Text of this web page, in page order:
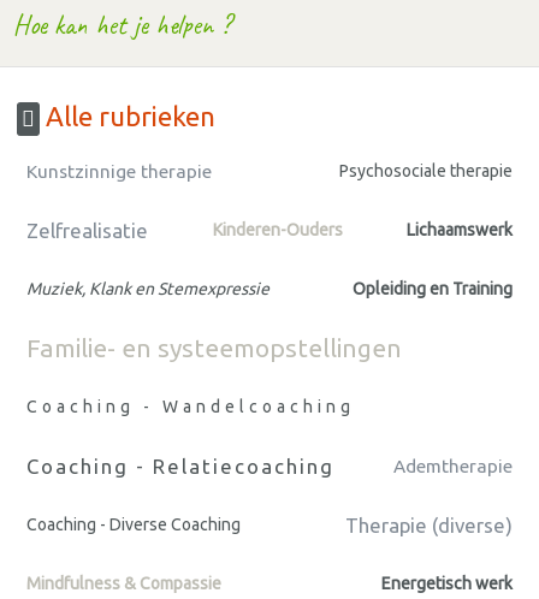
Hoe kan het je helpen ?
Alle rubrieken
Kunstzinnige therapie Psychosociale therapie
Zelfrealisatie Kinderen-Ouders Lichaamswerk
Muziek, Klank en Stemexpressie Opleiding en Training
Familie- en systeemopstellingen
Coaching - Wandelcoaching
Coaching - Relatiecoaching Ademtherapie
Coaching - Diverse Coaching Therapie (diverse)
Mindfulness & Compassie Energetisch werk